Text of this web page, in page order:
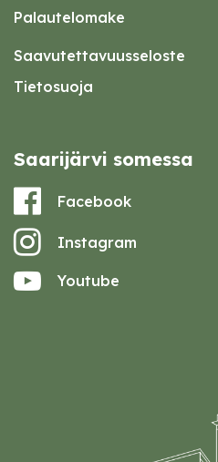
Palautelomake
Saavutettavuusseloste
Tietosuoja
Saarijärvi somessa
Facebook
Instagram
Youtube